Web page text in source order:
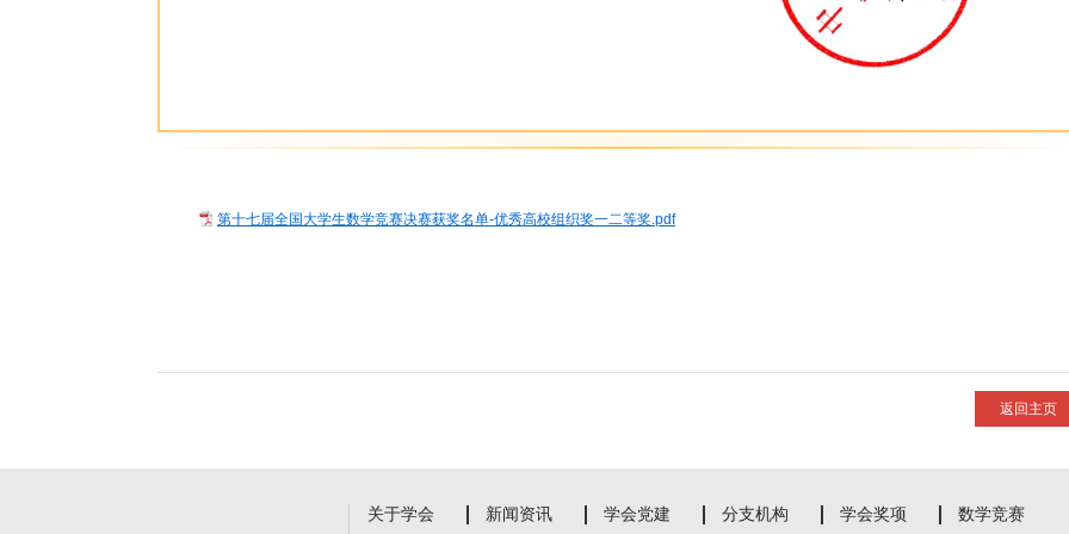
第十七届全国大学生数学竞赛决赛获奖名单-优秀高校组织奖一二等奖.pdf
返回主页
关于学会 新闻资讯 学会党建 分支机构 学会奖项 数学竞赛